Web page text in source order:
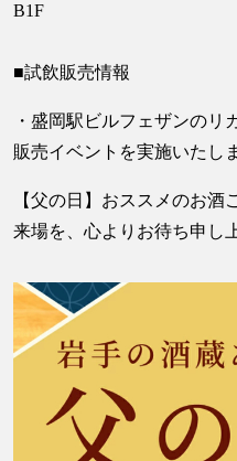
B1F
■試飲販売情報
・盛岡駅ビルフェザンのリ
販売イベントを実施いたし
【父の日】おススメのお
来場を、心よりお待ち申し